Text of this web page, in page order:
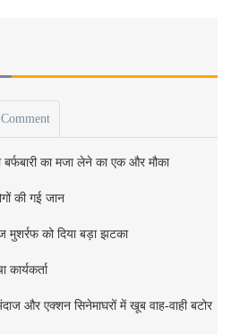
का मजा लेने का एक और मौका
की गई जान
मुशर्रफ को दिया बड़ा झटका
और एक्शन सिनेमाघरों में खूब वाह-वाही बटोर